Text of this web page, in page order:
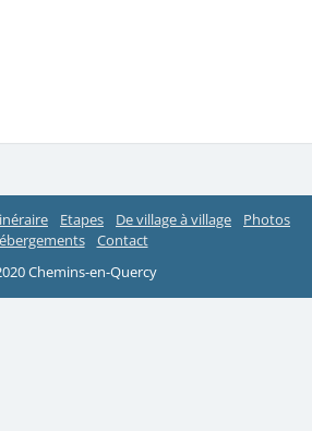
Etapes De village à village
Photos
Contact
Chemins-en-Quercy